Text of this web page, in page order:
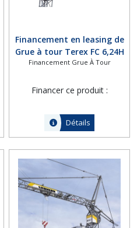
Financement en leasing de
Grue à tour Terex FC 6,24H
Financement Grue À Tour
Financer ce produit :
Détails